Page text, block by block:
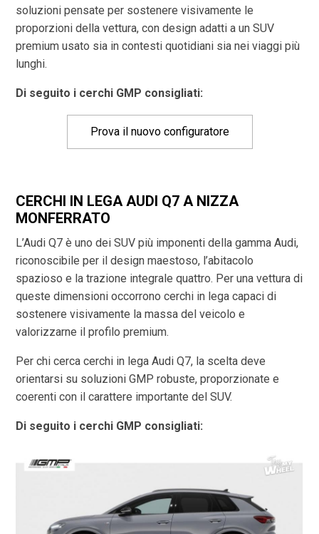
soluzioni pensate per sostenere visivamente le
proporzioni della vettura, con design adatti a un SUV
premium usato sia in contesti quotidiani sia nei viaggi più
lunghi.
Di seguito i cerchi GMP consigliati:
Prova il nuovo configuratore
CERCHI IN LEGA AUDI Q7 A NIZZA
MONFERRATO
L’Audi Q7 è uno dei SUV più imponenti della gamma Audi,
riconoscibile per il design maestoso, l’abitacolo
spazioso e la trazione integrale quattro. Per una vettura di
queste dimensioni occorrono cerchi in lega capaci di
sostenere visivamente la massa del veicolo e
valorizzarne il profilo premium.
Per chi cerca cerchi in lega Audi Q7, la scelta deve
orientarsi su soluzioni GMP robuste, proporzionate e
coerenti con il carattere importante del SUV.
Di seguito i cerchi GMP consigliati: